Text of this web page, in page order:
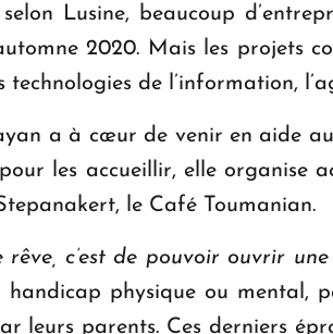
Lusine, beaucoup
2020. Mais les projets
technologies de l’information,
a à cœur de venir en aide
les accueillir, elle organise
le Café Toumanian.
rêve, c’est de pouvoir ouvrir
handicap physique ou mental,
leurs parents. Ces derniers